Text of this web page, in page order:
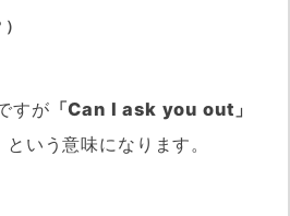
すが 「Can I ask you out」
という意味になります。